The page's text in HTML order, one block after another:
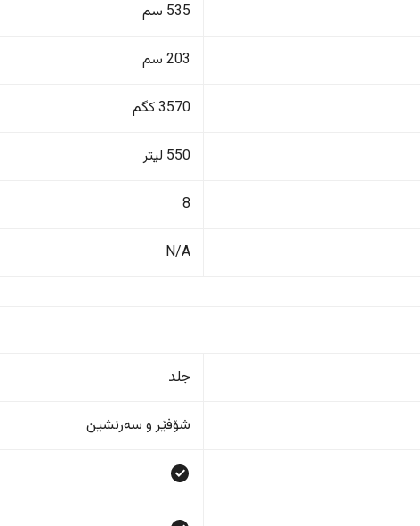
535 سم
203 سم
3570 کگم
550 لیتر
8
N/A
جلد
شۆفێر و سەرنشین